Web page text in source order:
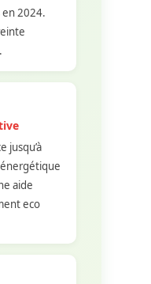
en 2024.
jusqu’à
aide
eco